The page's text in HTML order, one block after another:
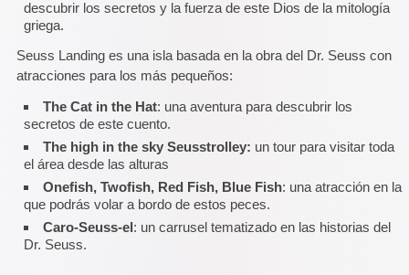
descubrir los secretos y la fuerza de este Dios de la mitología
griega.
Seuss Landing es una isla basada en la obra del Dr. Seuss con
atracciones para los más pequeños:
The Cat in the Hat: una aventura para descubrir los
secretos de este cuento.
The high in the sky Seusstrolley: un tour para visitar toda
el área desde las alturas
Onefish, Twofish, Red Fish, Blue Fish: una atracción en la
que podrás volar a bordo de estos peces.
Caro-Seuss-el: un carrusel tematizado en las historias del
Dr. Seuss.